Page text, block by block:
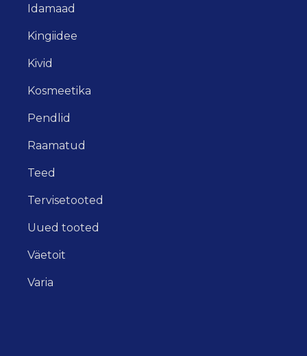
Idamaad
Kingiidee
Kivid
Kosmeetika
Pendlid
Raamatud
Teed
Tervisetooted
Uued tooted
Väetoit
Varia